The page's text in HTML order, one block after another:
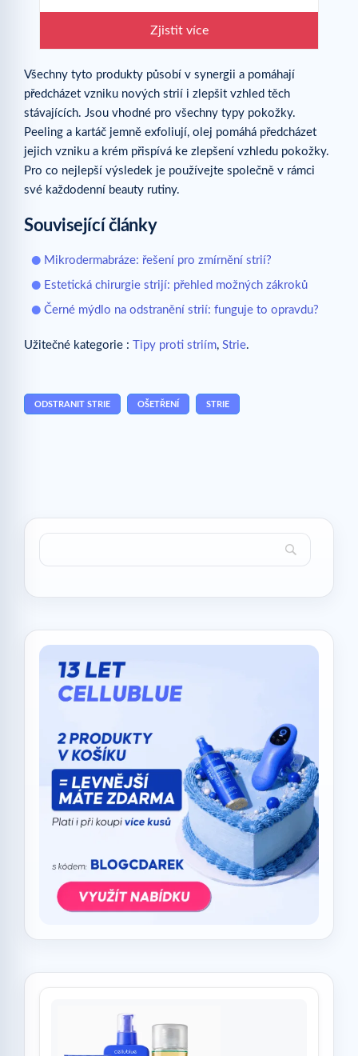
Zjistit více
Všechny tyto produkty působí v synergii a pomáhají
předcházet vzniku nových strií i zlepšit vzhled těch
stávajících. Jsou vhodné pro všechny typy pokožky.
Peeling a kartáč jemně exfoliují, olej pomáhá předcházet
jejich vzniku a krém přispívá ke zlepšení vzhledu pokožky.
Pro co nejlepší výsledek je používejte společně v rámci
své každodenní beauty rutiny.
Související články
Mikrodermabráze: řešení pro zmírnění strií?
Estetická chirurgie strijí: přehled možných zákroků
Černé mýdlo na odstranění strií: funguje to opravdu?
Užitečné kategorie : Tipy proti striím, Strie.
ODSTRANIT STRIE OŠETŘENÍ STRIE